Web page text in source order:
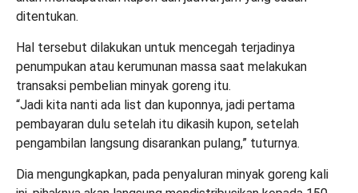
ditentukan.
Hal tersebut dilakukan untuk mencegah terjadinya
penumpukan atau kerumunan massa saat melakukan
transaksi pembelian minyak goreng itu.
“Jadi kita nanti ada list dan kuponnya, jadi pertama
pembayaran dulu setelah itu dikasih kupon, setelah
pengambilan langsung disarankan pulang,” tuturnya.
Dia mengungkapkan, pada penyaluran minyak goreng kali